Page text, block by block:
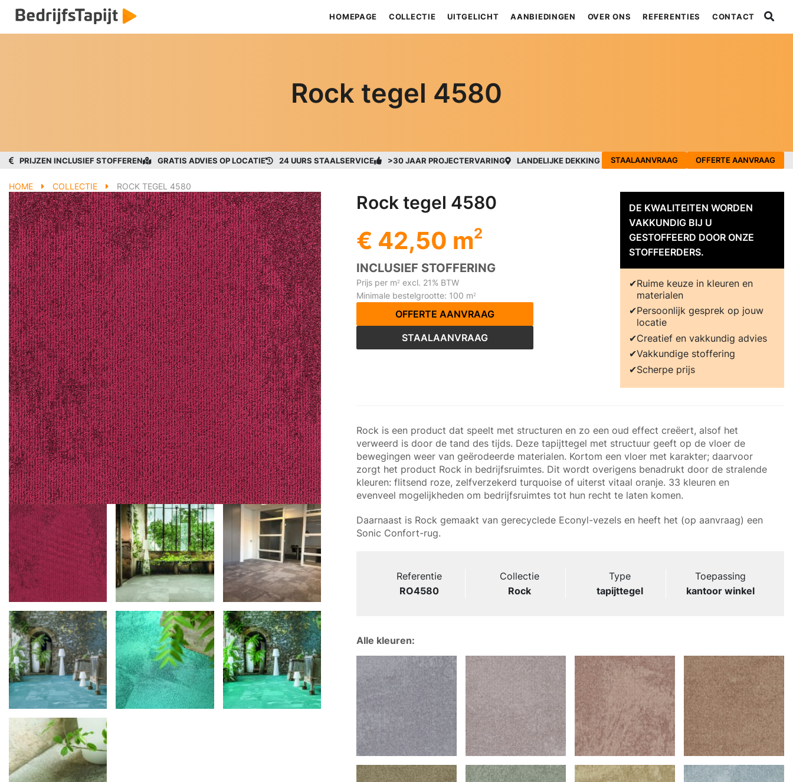
HOMEPAGE COLLECTIE UITGELICHT AANBIEDINGEN OVER ONS REFERENTIES CONTACT
Rock tegel 4580
PRIJZEN INCLUSIEF STOFFEREN GRATIS ADVIES OP LOCATIE 24 UURS STAALSERVICE >30 JAAR PROJECTERVARING LANDELIJKE DEKKING STAALAANVRAAG OFFERTE AANVRAAG
HOME COLLECTIE ROCK TEGEL 4580
Rock tegel 4580
€ 42,50 m2
INCLUSIEF STOFFERING
Prijs per m2 excl. 21% BTW
Minimale bestelgrootte: 100 m2
OFFERTE AANVRAAG
STAALAANVRAAG
DE KWALITEITEN WORDEN
VAKKUNDIG BIJ U
GESTOFFEERD DOOR ONZE
STOFFEERDERS.
Ruime keuze in kleuren en
materialen
Persoonlijk gesprek op jouw
locatie
Creatief en vakkundig advies
Vakkundige stoffering
Scherpe prijs
Rock is een product dat speelt met structuren en zo een oud effect creëert, alsof het
verweerd is door de tand des tijds. Deze tapijttegel met structuur geeft op de vloer de
bewegingen weer van geërodeerde materialen. Kortom een vloer met karakter; daarvoor
zorgt het product Rock in bedrijfsruimtes. Dit wordt overigens benadrukt door de stralende
kleuren: flitsend roze, zelfverzekerd turquoise of uiterst vitaal oranje. 33 kleuren en
evenveel mogelijkheden om bedrijfsruimtes tot hun recht te laten komen.
Daarnaast is Rock gemaakt van gerecyclede Econyl-vezels en heeft het (op aanvraag) een
Sonic Confort-rug.
Referentie
RO4580
Collectie
Rock
Type
tapijttegel
Toepassing
kantoor winkel
Alle kleuren: